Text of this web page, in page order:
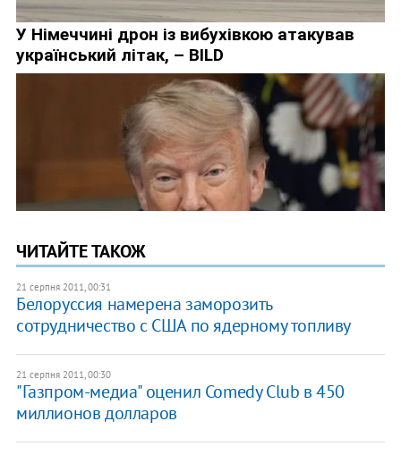
ЧИТАЙТЕ ТАКОЖ
21 серпня 2011, 00:31
Белоруссия намерена заморозить
сотрудничество с США по ядерному топливу
21 серпня 2011, 00:30
"Газпром-медиа" оценил Comedy Club в 450
миллионов долларов